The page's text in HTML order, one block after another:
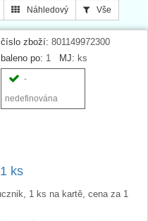
Náhledový Vše
číslo zboží: 801149972300
baleno po: 1 MJ: ks
-
nedefinována
ks
1 ks na kartě, cena za 1